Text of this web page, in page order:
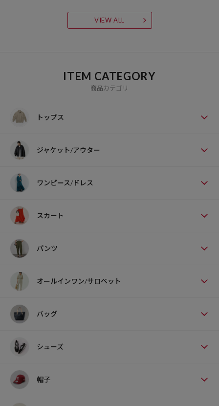
VIEW ALL
ITEM CATEGORY
商品カテゴリ
トップス
ジャケット/アウター
ワンピース/ドレス
スカート
パンツ
オールインワン/サロペット
バッグ
シューズ
帽子